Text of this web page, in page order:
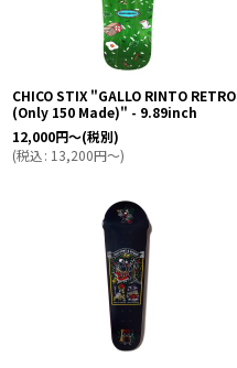
CHICO STIX "GALLO RINTO RETRO
(Only 150 Made)" - 9.89inch
12,000円～(税別)
(税込: 13,200円～)